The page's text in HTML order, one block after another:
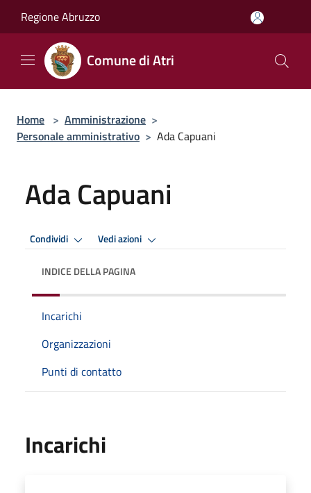
Regione Abruzzo
Comune di Atri
Home > Amministrazione >
Personale amministrativo > Ada Capuani
Ada Capuani
Condividi Vedi azioni
INDICE DELLA PAGINA
Incarichi
Organizzazioni
Punti di contatto
Incarichi